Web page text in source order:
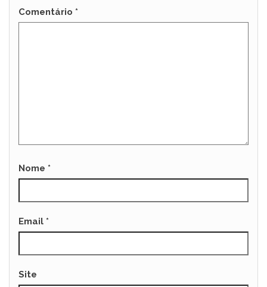
Comentário *
Nome *
Email *
Site